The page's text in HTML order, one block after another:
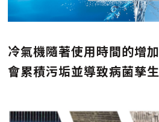
冷氣機隨著使用時間的增
會累積污垢並導致病菌孳生